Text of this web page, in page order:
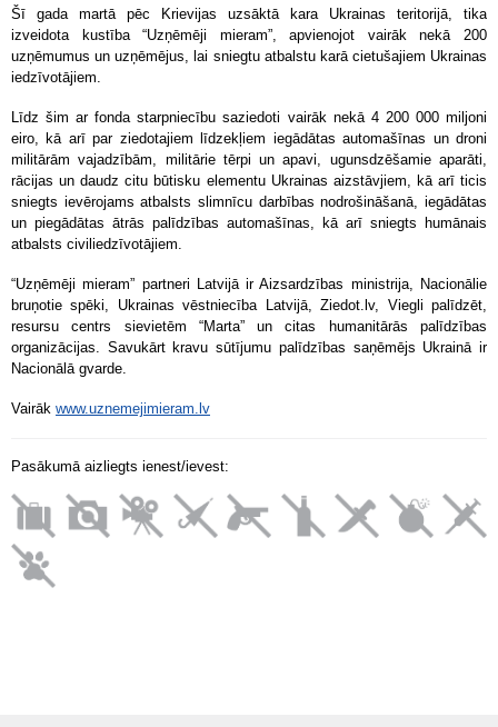
Šī gada martā pēc Krievijas uzsāktā kara Ukrainas teritorijā, tika
izveidota kustība “Uzņēmēji mieram”, apvienojot vairāk nekā 200
uzņēmumus un uzņēmējus, lai sniegtu atbalstu karā cietušajiem Ukrainas
iedzīvotājiem.
Līdz šim ar fonda starpniecību saziedoti vairāk nekā 4 200 000 miljoni
eiro, kā arī par ziedotajiem līdzekļiem iegādātas automašīnas un droni
militārām vajadzībām, militārie tērpi un apavi, ugunsdzēšamie aparāti,
rācijas un daudz citu būtisku elementu Ukrainas aizstāvjiem, kā arī ticis
sniegts ievērojams atbalsts slimnīcu darbības nodrošināšanā, iegādātas
un piegādātas ātrās palīdzības automašīnas, kā arī sniegts humānais
atbalsts civiliedzīvotājiem.
“Uzņēmēji mieram” partneri Latvijā ir Aizsardzības ministrija, Nacionālie
bruņotie spēki, Ukrainas vēstniecība Latvijā, Ziedot.lv, Viegli palīdzēt,
resursu centrs sievietēm “Marta” un citas humanitārās palīdzības
organizācijas. Savukārt kravu sūtījumu palīdzības saņēmējs Ukrainā ir
Nacionālā gvarde.
Vairāk www.uznemejimieram.lv
Pasākumā aizliegts ienest/ievest: